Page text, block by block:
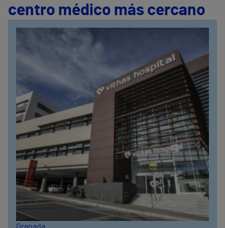
centro médico más cercano